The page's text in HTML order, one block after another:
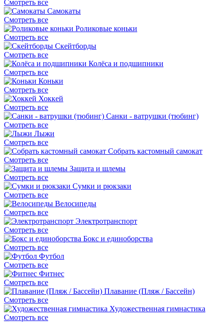
Смотреть все
Самокаты
Смотреть все
Роликовые коньки
Смотреть все
Скейтборды
Смотреть все
Колёса и подшипники
Смотреть все
Коньки
Смотреть все
Хоккей
Смотреть все
Санки - ватрушки (тюбинг)
Смотреть все
Лыжи
Смотреть все
Собрать кастомный самокат
Смотреть все
Защита и шлемы
Смотреть все
Сумки и рюкзаки
Смотреть все
Велосипеды
Смотреть все
Электротранспорт
Смотреть все
Бокс и единоборства
Смотреть все
Футбол
Смотреть все
Фитнес
Смотреть все
Плавание (Пляж / Бассейн)
Смотреть все
Художественная гимнастика
Смотреть все